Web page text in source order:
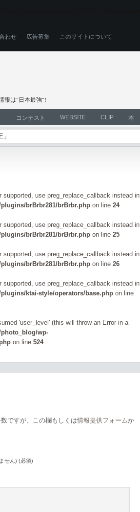
わせ 広告募集 このサイトについて
報は"日本最強"!
コンテスト WEBSITE CLIP 本
use preg_replace_callback instead in
brBrbr281/brBrbr.php on line 24
use preg_replace_callback instead in
brBrbr281/brBrbr.php on line 25
use preg_replace_callback instead in
brBrbr281/brBrbr.php on line 26
use preg_replace_callback instead in
ktai-style/operators/base.php on line
'user_level' (this will throw an Error in a
wp-
on line 524
ですが、この欄もしくは情報提供フォームか
せん) (必須)